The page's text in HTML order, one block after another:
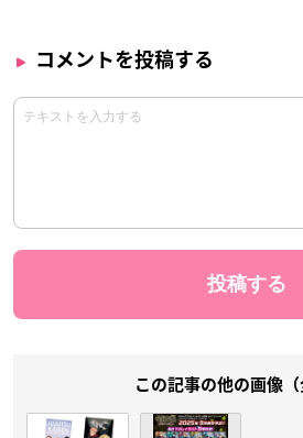
コメントを投稿する
この記事の他の画像（